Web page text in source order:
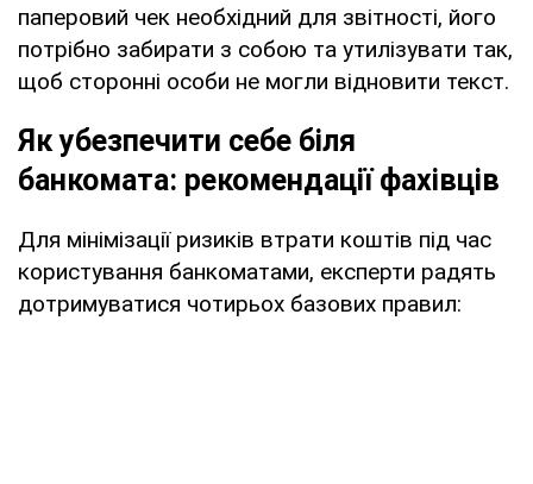
паперовий чек необхідний для звітності, його
потрібно забирати з собою та утилізувати так,
щоб сторонні особи не могли відновити текст.
Як убезпечити себе біля
банкомата: рекомендації фахівців
Для мінімізації ризиків втрати коштів під час
користування банкоматами, експерти радять
дотримуватися чотирьох базових правил: